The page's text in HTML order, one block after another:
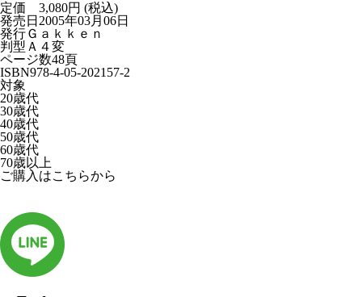
定価 3,080円 (税込)
発売日 2005年03月06日
発行Ｇａｋｋｅｎ
判型 Ａ４変
ページ数48頁
ISBN978-4-05-202157-2
対象
20歳代
30歳代
40歳代
50歳代
60歳代
70歳以上
ご購入はこちらから